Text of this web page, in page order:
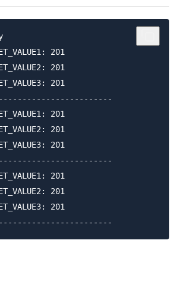
201
201
201
201
201
201
201
201
201